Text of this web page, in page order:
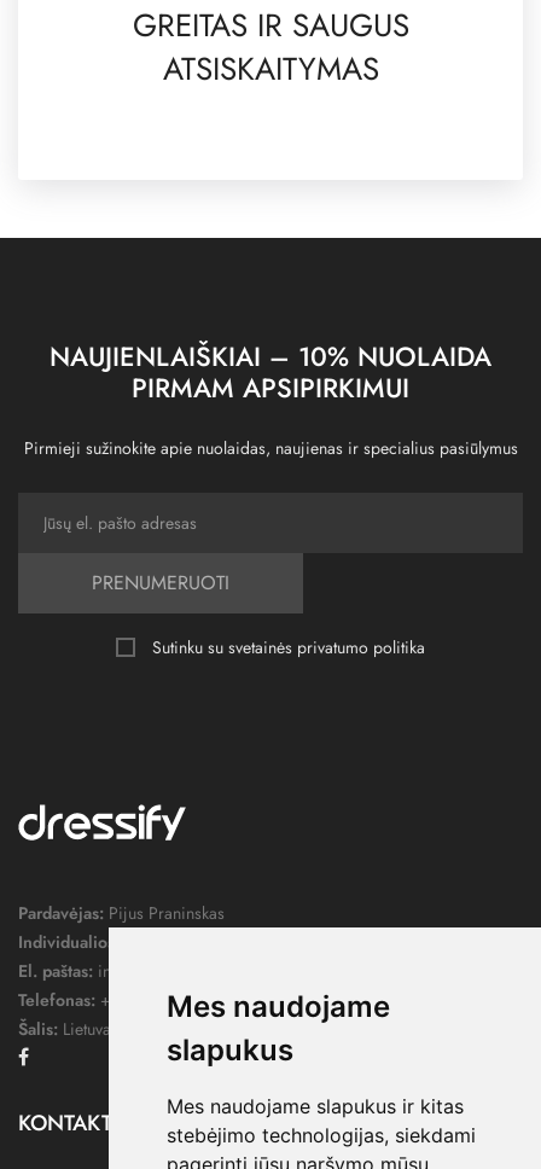
Mes naudojame
slapukus
Mes naudojame slapukus ir kitas
stebėjimo technologijas, siekdami
pagerinti jūsų naršymo mūsų
GREITAS IR SAUGUS
ATSISKAITYMAS
NAUJIENLAIŠKIAI – 10% NUOLAIDA
PIRMAM APSIPIRKIMUI
Pirmieji sužinokite apie nuolaidas, naujienas ir specialius pasiūlymus
PRENUMERUOTI
Sutinku su svetainės privatumo politika
Pardavėjas: Pijus Praninskas
Individualios veiklos pažymos nr.:
El. paštas: info@dressify.lt
Telefonas: +370 676 78578
Šalis: Lietuva
KONTAKTAI